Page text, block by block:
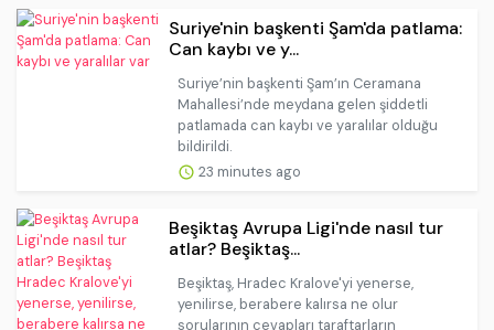
Suriye'nin başkenti Şam'da patlama:
Can kaybı ve y...
Suriye’nin başkenti Şam’ın Ceramana
Mahallesi’nde meydana gelen şiddetli
patlamada can kaybı ve yaralılar olduğu
bildirildi.
23 minutes ago
Beşiktaş Avrupa Ligi'nde nasıl tur
atlar? Beşiktaş...
Beşiktaş, Hradec Kralove'yi yenerse,
yenilirse, berabere kalırsa ne olur
sorularının cevapları taraftarların